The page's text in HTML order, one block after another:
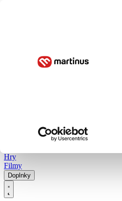
Hry
Filmy
Doplnky